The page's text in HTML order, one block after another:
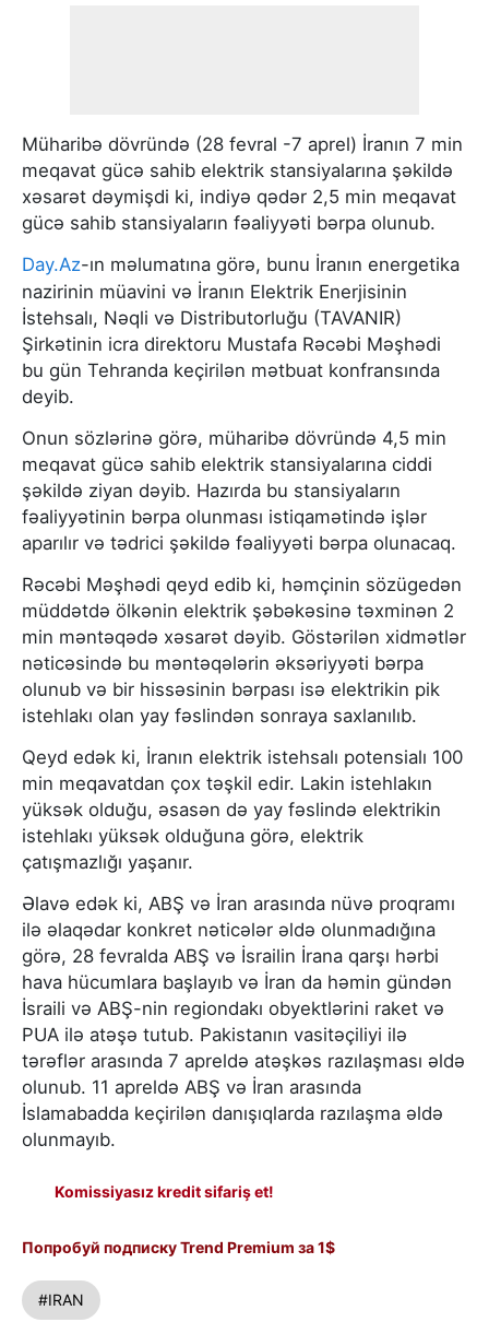
Müharibə dövründə (28 fevral -7 aprel) İranın 7 min
meqavat gücə sahib elektrik stansiyalarına şəkildə
xəsarət dəymişdi ki, indiyə qədər 2,5 min meqavat
gücə sahib stansiyaların fəaliyyəti bərpa olunub.
Day.Az-ın məlumatına görə, bunu İranın energetika
nazirinin müavini və İranın Elektrik Enerjisinin
İstehsalı, Nəqli və Distributorluğu (TAVANIR)
Şirkətinin icra direktoru Mustafa Rəcəbi Məşhədi
bu gün Tehranda keçirilən mətbuat konfransında
deyib.
Onun sözlərinə görə, müharibə dövründə 4,5 min
meqavat gücə sahib elektrik stansiyalarına ciddi
şəkildə ziyan dəyib. Hazırda bu stansiyaların
fəaliyyətinin bərpa olunması istiqamətində işlər
aparılır və tədrici şəkildə fəaliyyəti bərpa olunacaq.
Rəcəbi Məşhədi qeyd edib ki, həmçinin sözügedən
müddətdə ölkənin elektrik şəbəkəsinə təxminən 2
min məntəqədə xəsarət dəyib. Göstərilən xidmətlər
nəticəsində bu məntəqələrin əksəriyyəti bərpa
olunub və bir hissəsinin bərpası isə elektrikin pik
istehlakı olan yay fəslindən sonraya saxlanılıb.
Qeyd edək ki, İranın elektrik istehsalı potensialı 100
min meqavatdan çox təşkil edir. Lakin istehlakın
yüksək olduğu, əsasən də yay fəslində elektrikin
istehlakı yüksək olduğuna görə, elektrik
çatışmazlığı yaşanır.
Əlavə edək ki, ABŞ və İran arasında nüvə proqramı
ilə əlaqədar konkret nəticələr əldə olunmadığına
görə, 28 fevralda ABŞ və İsrailin İrana qarşı hərbi
hava hücumlara başlayıb və İran da həmin gündən
İsraili və ABŞ-nin regiondakı obyektlərini raket və
PUA ilə atəşə tutub. Pakistanın vasitəçiliyi ilə
tərəflər arasında 7 apreldə atəşkəs razılaşması əldə
olunub. 11 apreldə ABŞ və İran arasında
İslamabadda keçirilən danışıqlarda razılaşma əldə
olunmayıb.
Komissiyasız kredit sifariş et!
Попробуй подписку Trend Premium за 1$
#IRAN